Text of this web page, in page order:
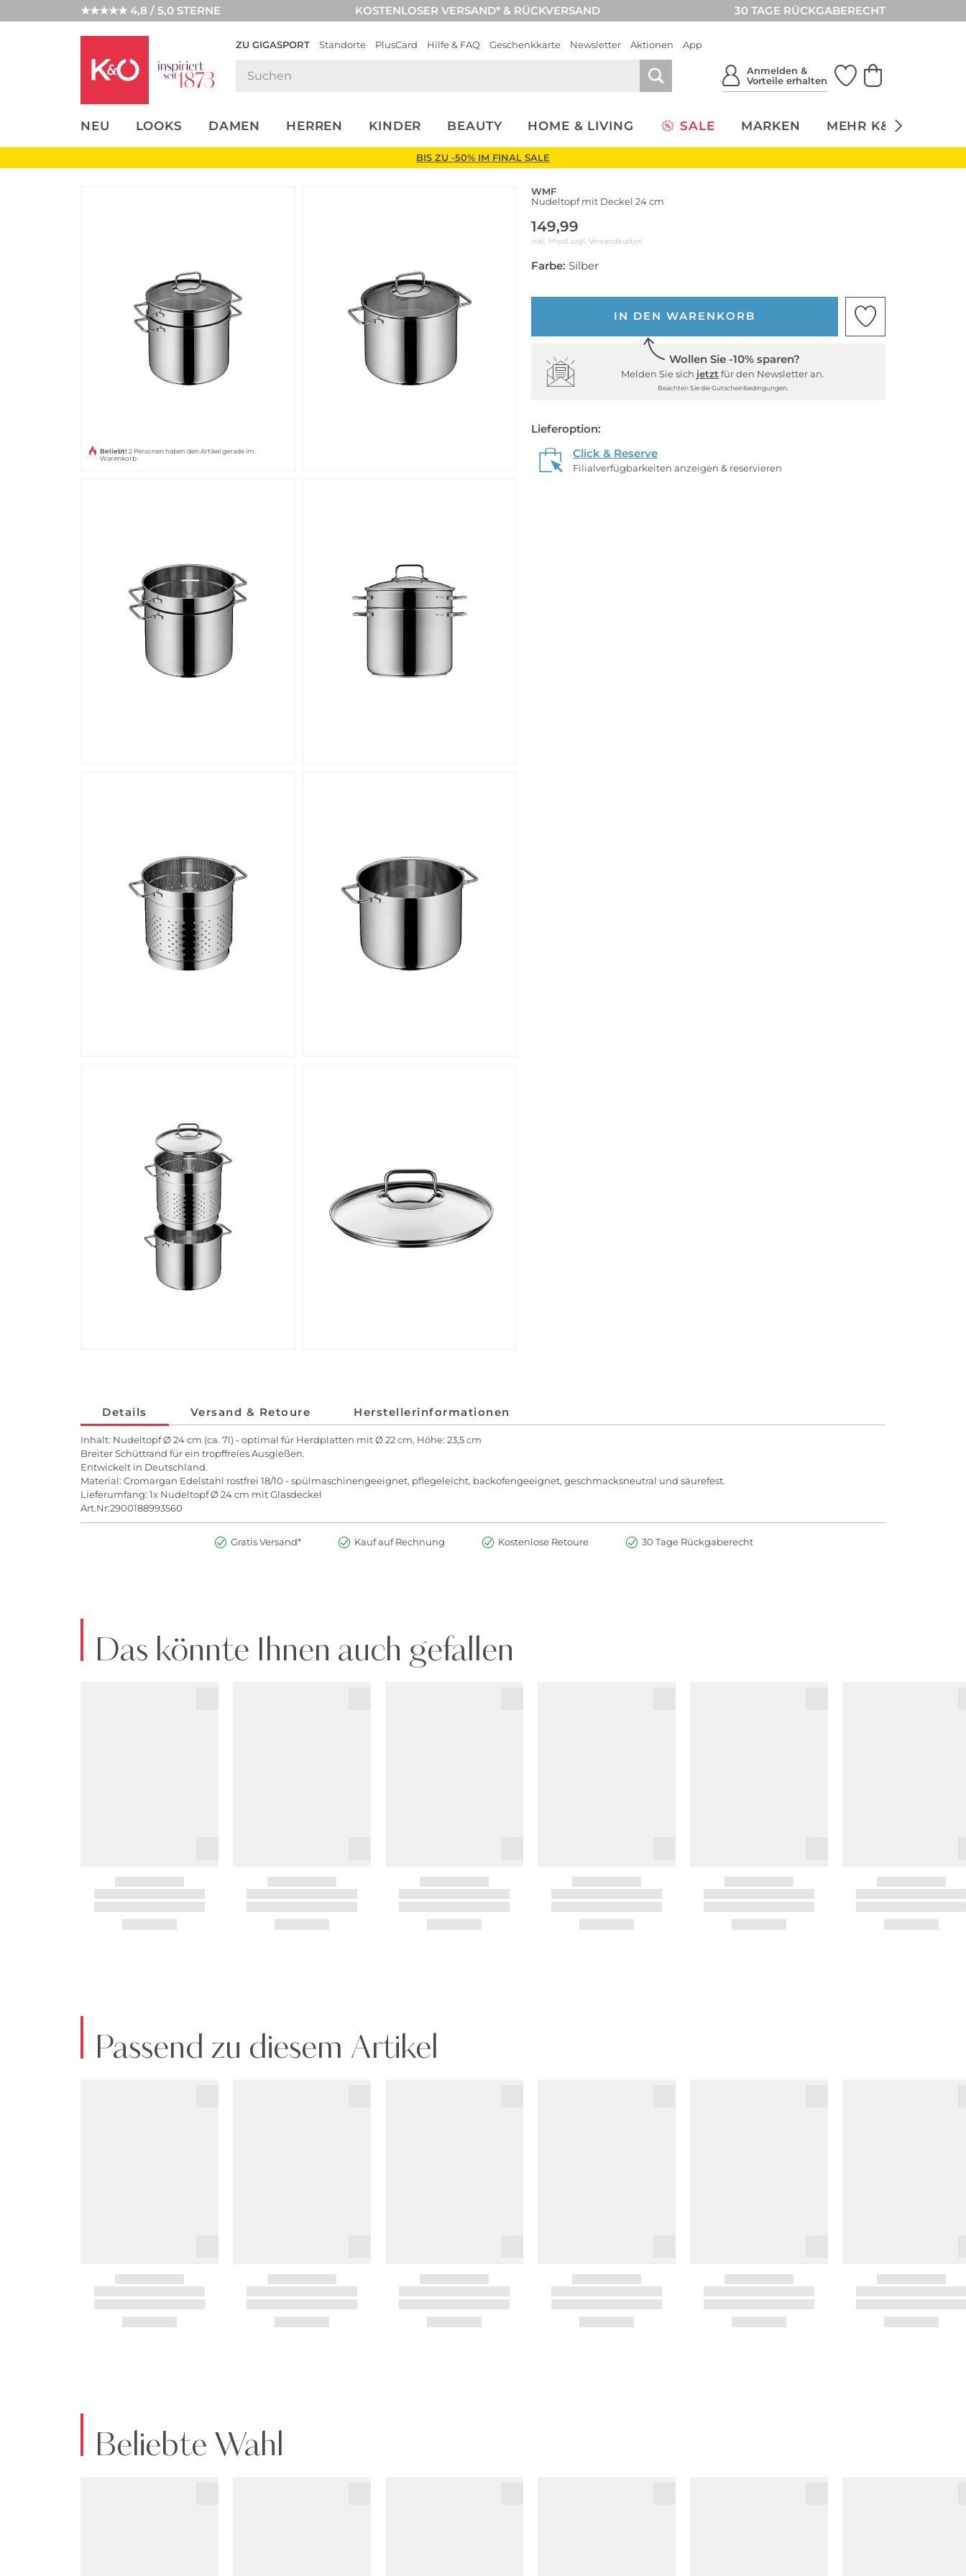
★★★★★ 4,8 / 5,0 STERNE KOSTENLOSER VERSAND* & RÜCKVERSAND 30 TAGE RÜCKGABERECHT
ZU GIGASPORT Standorte PlusCard Hilfe & FAQ Geschenkkarte Newsletter Aktionen App
Anmelden &
Vorteile erhalten
NEU LOOKS DAMEN HERREN KINDER BEAUTY HOME & LIVING SALE MARKEN MEHR K&Ö
UNSERE APP
CLICK &
BIS ZU -50% IM FINAL SALE
Beliebt! 2 Personen haben den Artikel gerade im
Warenkorb
WMF
Nudeltopf mit Deckel 24 cm
149,99
inkl. Mwst zzgl. Versandkosten
Farbe: Silber
IN DEN WARENKORB
Wollen Sie -10% sparen?
Melden Sie sich jetzt für den Newsletter an.
Beachten Sie die Gutscheinbedingungen.
Lieferoption:
Click & Reserve
Filialverfügbarkeiten anzeigen & reservieren
Details Versand & Retoure Herstellerinformationen
Inhalt: Nudeltopf Ø 24 cm (ca. 7l) - optimal für Herdplatten mit Ø 22 cm, Höhe: 23,5 cm
Breiter Schüttrand für ein tropffreies Ausgießen.
Entwickelt in Deutschland.
Material: Cromargan Edelstahl rostfrei 18/10 - spülmaschinengeeignet, pflegeleicht, backofengeeignet, geschmacksneutral und säurefest.
Lieferumfang: 1x Nudeltopf Ø 24 cm mit Glasdeckel
Art.Nr:2900188993560
Gratis Versand* Kauf auf Rechnung Kostenlose Retoure 30 Tage Rückgaberecht
Das könnte Ihnen auch gefallen
Passend zu diesem Artikel
Beliebte Wahl